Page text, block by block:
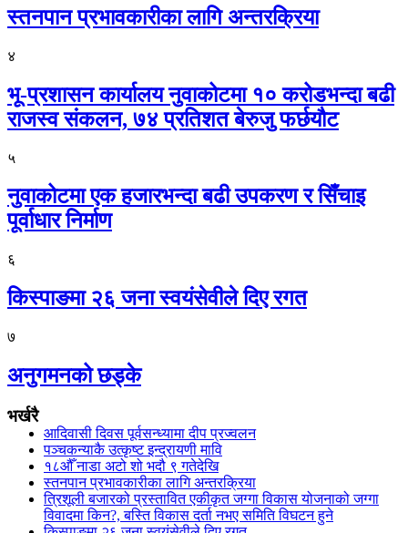
स्तनपान प्रभावकारीका लागि अन्तरक्रिया
४
भू-प्रशासन कार्यालय नुवाकोटमा १० करोडभन्दा बढी
राजस्व संकलन, ७४ प्रतिशत बेरुजु फर्छयौट
५
नुवाकोटमा एक हजारभन्दा बढी उपकरण र सिँचाइ
पूर्वाधार निर्माण
६
किस्पाङमा २६ जना स्वयंसेवीले दिए रगत
७
अनुगमनको छड्के
भर्खरै
आदिवासी दिवस पूर्वसन्ध्यामा दीप प्रज्वलन
पञ्चकन्याकै उत्कृष्ट इन्द्रायणी मावि
१८औँ नाडा अटो शो भदौ ९ गतेदेखि
स्तनपान प्रभावकारीका लागि अन्तरक्रिया
त्रिशूली बजारको प्रस्तावित एकीकृत जग्गा विकास योजनाको जग्गा
विवादमा किन?, बस्ति विकास दर्ता नभए समिति विघटन हुने